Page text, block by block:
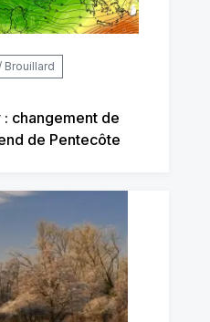
changement de
de Pentecôte